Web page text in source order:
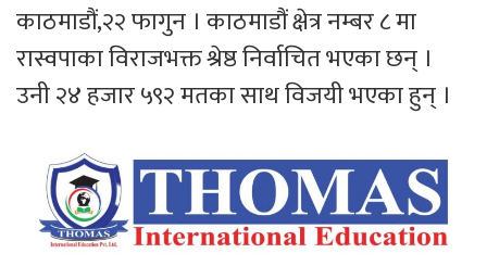
काठमाडौं,२२ फागुन । काठमाडौं क्षेत्र नम्बर ८ मा
रास्वपाका विराजभक्त श्रेष्ठ निर्वाचित भएका छन् ।
उनी २४ हजार ५९२ मतका साथ विजयी भएका हुन् ।